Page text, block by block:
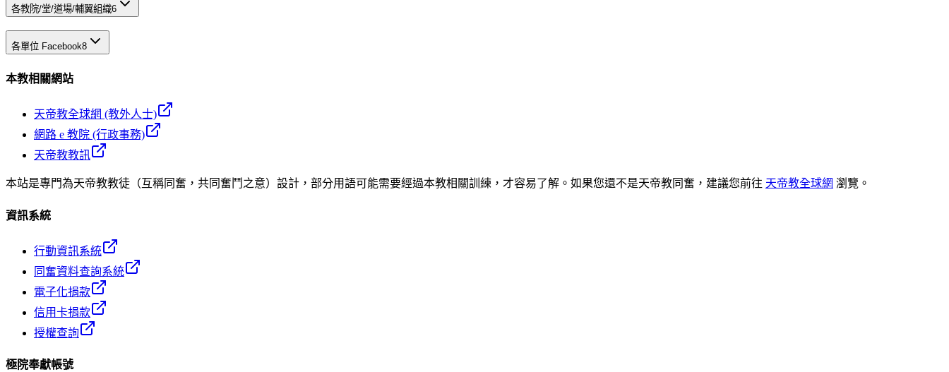
各教院/堂/道場/輔翼組織6
各單位 Facebook8
本教相關網站
天帝教全球網 (教外人士)
網路 e 教院 (行政事務)
天帝教教訊
本站是專門為天帝教教徒（互稱同奮，共同奮鬥之意）設計，部分用語可能需要經過本教相關訓練，才容易了解。如果您還不是天帝教同奮，建議您前往 天帝教全球網 瀏覽。
資訊系統
行動資訊系統
同奮資料查詢系統
電子化捐款
信用卡捐款
授權查詢
極院奉獻帳號